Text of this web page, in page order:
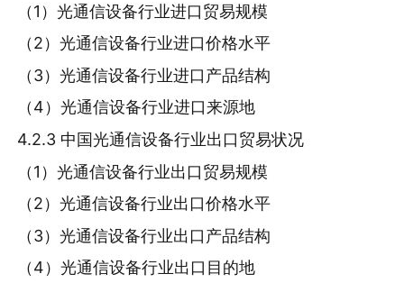
（1）光通信设备行业进口贸易规模
（2）光通信设备行业进口价格水平
（3）光通信设备行业进口产品结构
（4）光通信设备行业进口来源地
4.2.3 中国光通信设备行业出口贸易状况
（1）光通信设备行业出口贸易规模
（2）光通信设备行业出口价格水平
（3）光通信设备行业出口产品结构
（4）光通信设备行业出口目的地